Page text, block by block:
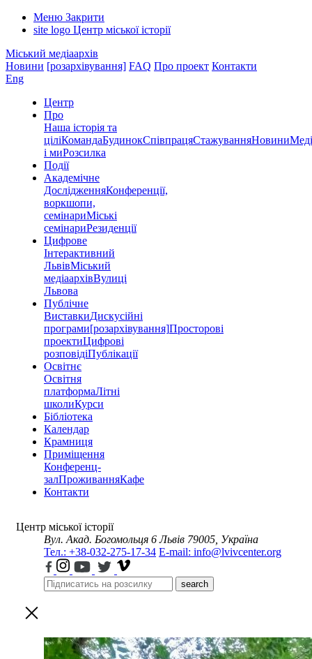
Меню Закрити
site logo Центр міської історії
Міський медіаархів
Новини [розархівування] FAQ Про проект Контакти
Eng
Центр
Про
Наша історія та
ціліКомандаБудинокСпівпрацяСтажуванняНовини
і миРозсилка
Події
Академічне
ДослідженняКонференції,
воркшопи,
семінариМіські
семінариРезиденції
Цифрове
Інтерактивний
ЛьвівМіський
медіаархівВулиці
Львова
Публічне
ВиставкиДискусійні
програми[розархівування]Просторові
проектиЦифрові
розповідіПублікації
Освітнє
Освітня
платформаЛітні
школиКурси
Бібліотека
Календар
Крамниця
Приміщення
Конференц-
залПроживанняКафе
Контакти
Центр міської історії
Вул. Акад. Богомольця 6 Львів 79005, Україна
Тел.: +38-032-275-17-34 E-mail: info@lvivcenter.org
search